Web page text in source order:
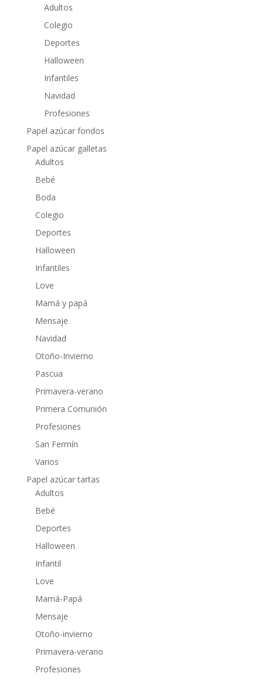
Adultos
Colegio
Deportes
Halloween
Infantiles
Navidad
Profesiones
Papel azúcar fondos
Papel azúcar galletas
Adultos
Bebé
Boda
Colegio
Deportes
Halloween
Infantiles
Love
Mamá y papá
Mensaje
Navidad
Otoño-Invierno
Pascua
Primavera-verano
Primera Comunión
Profesiones
San Fermín
Varios
Papel azúcar tartas
Adultos
Bebé
Deportes
Halloween
Infantil
Love
Mamá-Papá
Mensaje
Otoño-invierno
Primavera-verano
Profesiones